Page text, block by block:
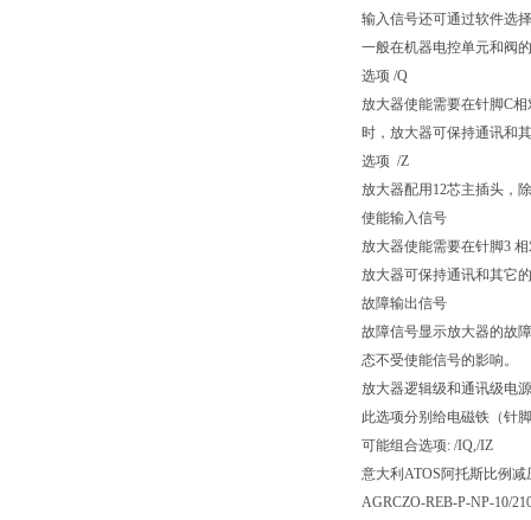
输入信号还可通过软件选
一般在机器电控单元和阀
选项 /Q
放大器使能需要在针脚C
时，放大器可保持通讯和
选项 /Z
放大器配用12芯主插头，
使能输入信号
放大器使能需要在针脚3
放大器可保持通讯和其它
故障输出信号
故障信号显示放大器的故
态不受使能信号的影响。
放大器逻辑级和通讯级电源
此选项分别给电磁铁（针
可能组合选项: /IQ,/IZ
意大利ATOS阿托斯比例
AGRCZO-REB-P-NP-10/